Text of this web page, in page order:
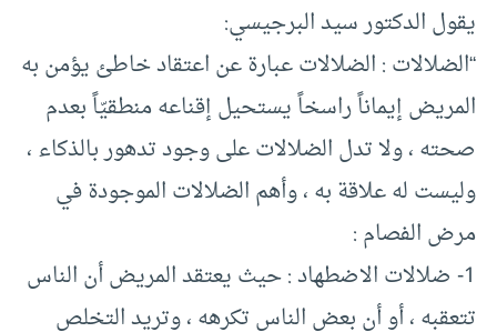
يقول الدكتور سيد البرجيسي:
“الضلالات : الضلالات عبارة عن اعتقاد خاطئ يؤمن به
المريض إيماناً راسخاً يستحيل إقناعه منطقيّاً بعدم
صحته ، ولا تدل الضلالات على وجود تدهور بالذكاء ،
وليست له علاقة به ، وأهم الضلالات الموجودة في
مرض الفصام :
1- ضلالات الاضطهاد : حيث يعتقد المريض أن الناس
تتعقبه ، أو أن بعض الناس تكرهه ، وتريد التخلص